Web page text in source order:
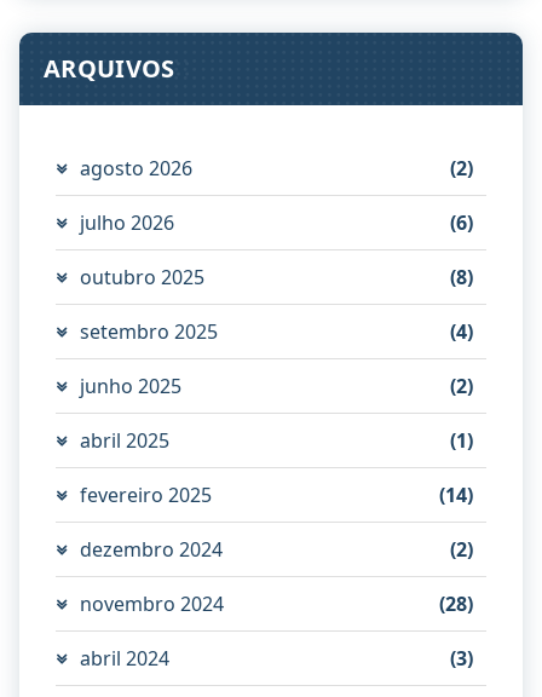
ARQUIVOS
agosto 2026 (2)
julho 2026 (6)
outubro 2025 (8)
setembro 2025 (4)
junho 2025 (2)
abril 2025 (1)
fevereiro 2025 (14)
dezembro 2024 (2)
novembro 2024 (28)
abril 2024 (3)